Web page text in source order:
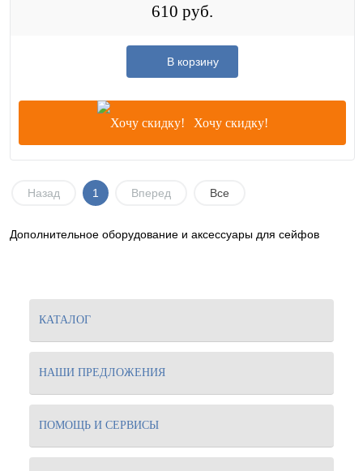
610 руб.
В корзину
Хочу скидку!
Назад 1 Вперед Все
Дополнительное оборудование и аксессуары для сейфов
КАТАЛОГ
НАШИ ПРЕДЛОЖЕНИЯ
ПОМОЩЬ И СЕРВИСЫ